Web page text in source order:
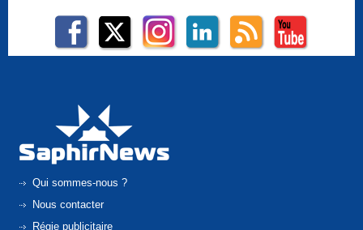
Qui sommes-nous ?
Nous contacter
Régie publicitaire